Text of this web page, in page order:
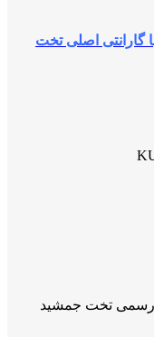
گارانتی اصلی تخت
رسمی تخت جمشید